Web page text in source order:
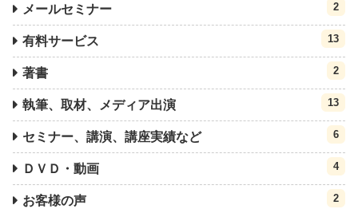
メールセミナー 2
有料サービス 13
著書 2
執筆、取材、メディア出演 13
セミナー、講演、講座実績など 6
ＤＶＤ・動画 4
お客様の声 2